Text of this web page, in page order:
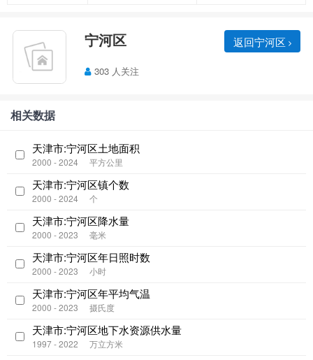
宁河区 返回宁河区
303 人关注
相关数据
天津市:宁河区土地面积
2000 - 2024 平方公里
天津市:宁河区镇个数
2000 - 2024 个
天津市:宁河区降水量
2000 - 2023 毫米
天津市:宁河区年日照时数
2000 - 2023 小时
天津市:宁河区年平均气温
2000 - 2023 摄氏度
天津市:宁河区地下水资源供水量
1997 - 2022 万立方米